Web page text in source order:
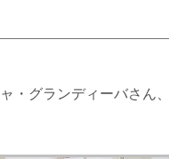
・グランディーバさん